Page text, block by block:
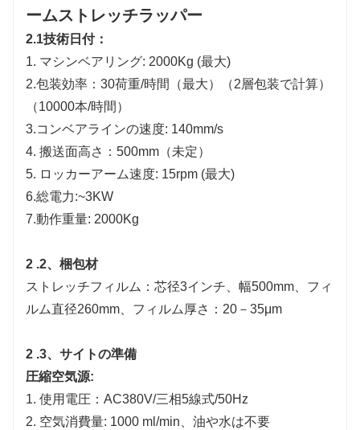
ームストレッチラッパー
2.1技術日付：
1. マシンベアリング: 2000Kg (最大)
2.包装効率：30荷重/時間（最大）（2層包装で計算）
（10000本/時間）
3.コンベアラインの速度: 140mm/s
4. 搬送面高さ：500mm（未定）
5. ロッカーアーム速度: 15rpm (最大)
6.総電力:~3KW
7.動作重量: 2000Kg
2 .2、梱包材
ストレッチフィルム：芯径3インチ、幅500mm、フィ
ルム直径260mm、フィルム厚さ：20－35μm
2 .3、サイトの準備
圧縮空気源:
1. 使用電圧：AC380V/三相5線式/50Hz
2. 空気消費量: 1000 ml/min、油や水は不要